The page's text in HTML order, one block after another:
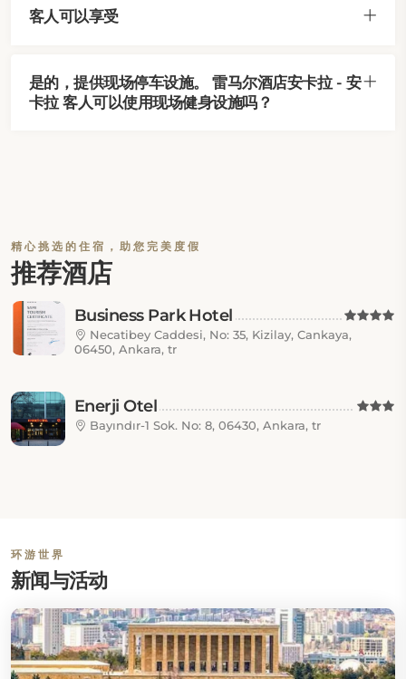
客人可以享受
是的，提供现场停车设施。 雷马尔酒店安卡拉 - 安
卡拉 客人可以使用现场健身设施吗？
精心挑选的住宿，助您完美度假
推荐酒店
Business Park Hotel
Necatibey Caddesi, No: 35, Kizilay, Cankaya,
06450, Ankara, tr
Enerji Otel
Bayındır-1 Sok. No: 8, 06430, Ankara, tr
环游世界
新闻与活动